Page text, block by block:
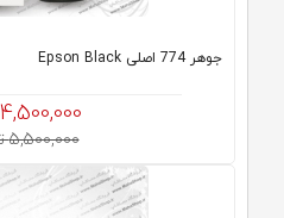
جوهر 774 اصلی Epson Black
4,500,000
5,500,000 تومان